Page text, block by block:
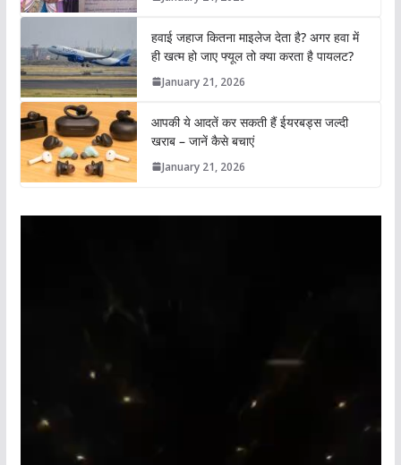
हवाई जहाज कितना माइलेज देता है? अगर हवा में
ही खत्म हो जाए फ्यूल तो क्या करता है पायलट?
January 21, 2026
आपकी ये आदतें कर सकती हैं ईयरबड्स जल्दी
खराब – जानें कैसे बचाएं
January 21, 2026